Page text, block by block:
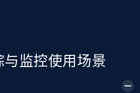
Description, Currency, Initial
与监控使用场景